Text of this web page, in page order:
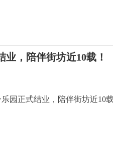
，陪伴街坊近10载！
乐园正式结业，陪伴街坊近10